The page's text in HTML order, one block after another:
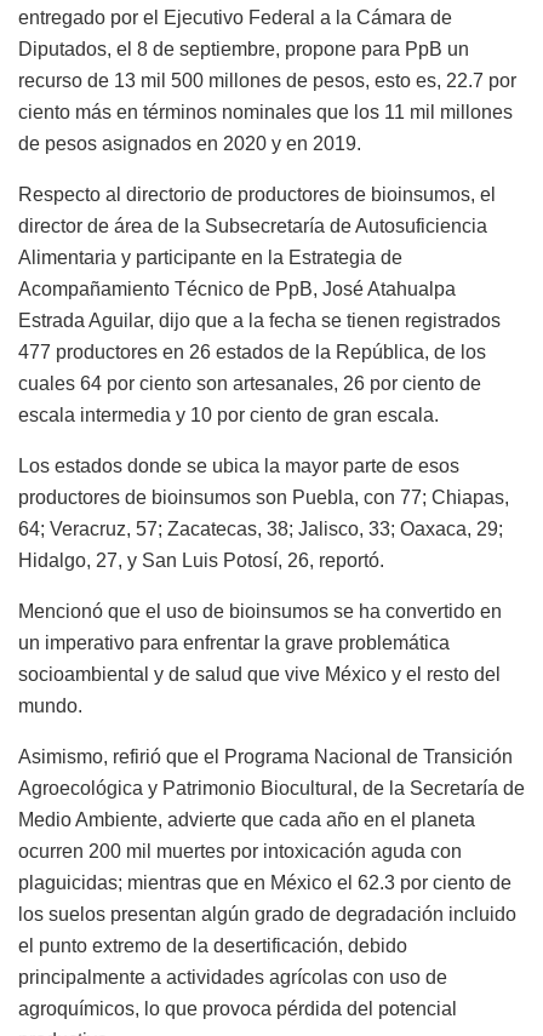
entregado por el Ejecutivo Federal a la Cámara de
Diputados, el 8 de septiembre, propone para PpB un
recurso de 13 mil 500 millones de pesos, esto es, 22.7 por
ciento más en términos nominales que los 11 mil millones
de pesos asignados en 2020 y en 2019.
Respecto al directorio de productores de bioinsumos, el
director de área de la Subsecretaría de Autosuficiencia
Alimentaria y participante en la Estrategia de
Acompañamiento Técnico de PpB, José Atahualpa
Estrada Aguilar, dijo que a la fecha se tienen registrados
477 productores en 26 estados de la República, de los
cuales 64 por ciento son artesanales, 26 por ciento de
escala intermedia y 10 por ciento de gran escala.
Los estados donde se ubica la mayor parte de esos
productores de bioinsumos son Puebla, con 77; Chiapas,
64; Veracruz, 57; Zacatecas, 38; Jalisco, 33; Oaxaca, 29;
Hidalgo, 27, y San Luis Potosí, 26, reportó.
Mencionó que el uso de bioinsumos se ha convertido en
un imperativo para enfrentar la grave problemática
socioambiental y de salud que vive México y el resto del
mundo.
Asimismo, refirió que el Programa Nacional de Transición
Agroecológica y Patrimonio Biocultural, de la Secretaría de
Medio Ambiente, advierte que cada año en el planeta
ocurren 200 mil muertes por intoxicación aguda con
plaguicidas; mientras que en México el 62.3 por ciento de
los suelos presentan algún grado de degradación incluido
el punto extremo de la desertificación, debido
principalmente a actividades agrícolas con uso de
agroquímicos, lo que provoca pérdida del potencial